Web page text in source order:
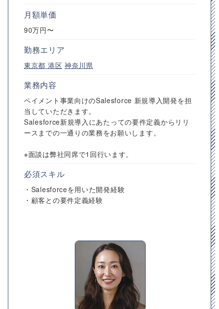
月額単価
90万円〜
勤務エリア
東京都 港区 神奈川県
業務内容
ペイメント事業向けのSalesforce 新規導入開発を担
当していただきます。
Salesforce新規導入にあたっての要件定義からリリ
ースまでの一通りの業務をお願いします。
※面談は弊社同席で1回行います。
必須スキル
・Salesforceを用いた開発経験
・顧客との要件定義経験